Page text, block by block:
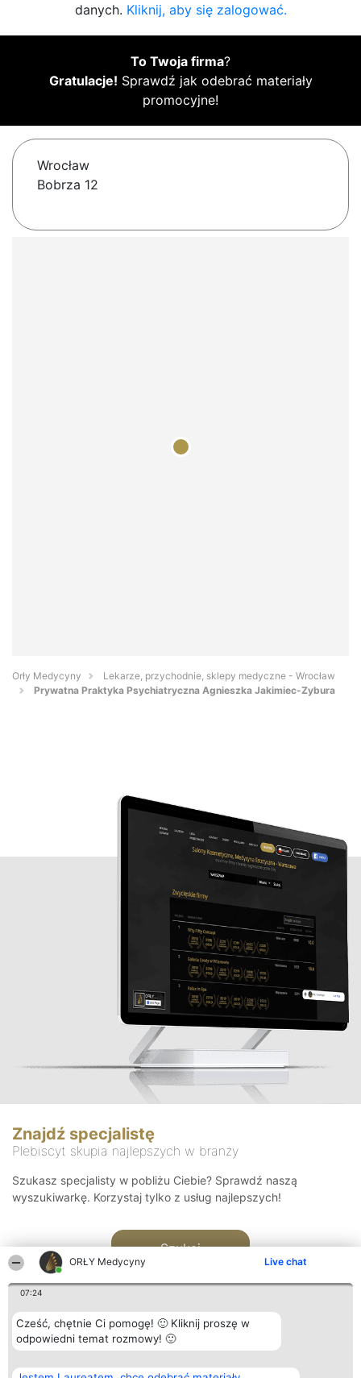
ORŁY Medycyny Live chat
07:24
Cześć, chętnie Ci pomogę! 🙂 Kliknij proszę w
odpowiedni temat rozmowy! 🙂
danych. Kliknij, aby się zalogować.
To Twoja firma?
Gratulacje! Sprawdź jak odebrać materiały
promocyjne!
Wrocław
Bobrza 12
Orły Medycyny
Lekarze, przychodnie, sklepy medyczne - Wrocław
Prywatna Praktyka Psychiatryczna Agnieszka Jakimiec-Zybura
Znajdź specjalistę
Plebiscyt skupia najlepszych w branży
Szukasz specjalisty w pobliżu Ciebie? Sprawdź naszą
wyszukiwarkę. Korzystaj tylko z usług najlepszych!
Szukaj
Organizator plebiscytu Plebiscyt Kontakt